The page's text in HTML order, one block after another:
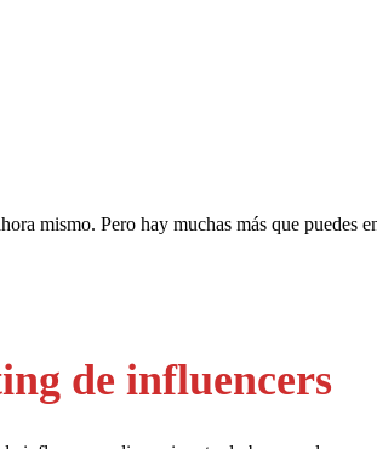
mismo. Pero hay muchas más que puedes
de influencers